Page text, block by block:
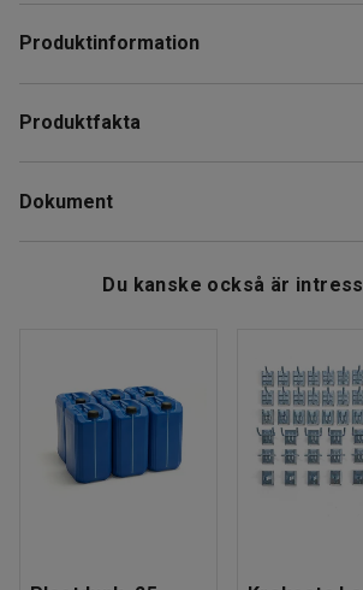
Produktinformation
passar för transport av fat eller andra
Produktfakta
Färg: Blå
Maxbelastning: 410 kg
Estimerad hanteringstid/person: 5 Min
: 8,95 kg
Levereras monterad
Dokument
Du kanske också är